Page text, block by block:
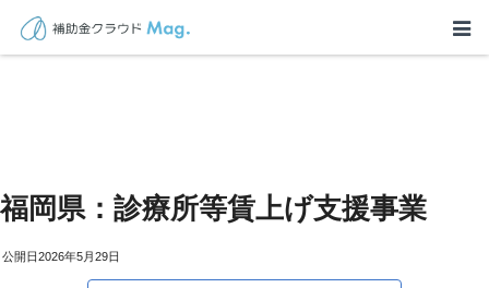
福岡県：診療所等賃上げ支援事業
2026年5月29日